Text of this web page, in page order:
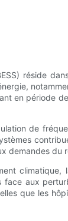
réside
en période
de
aux
que les